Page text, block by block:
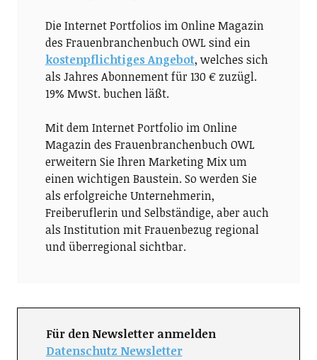
Die Internet Portfolios im Online Magazin
des Frauenbranchenbuch OWL sind ein
kostenpflichtiges Angebot, welches sich
als Jahres Abonnement für 130 € zuzügl.
19% MwSt. buchen läßt.
Mit dem Internet Portfolio im Online
Magazin des Frauenbranchenbuch OWL
erweitern Sie Ihren Marketing Mix um
einen wichtigen Baustein. So werden Sie
als erfolgreiche Unternehmerin,
Freiberuflerin und Selbständige, aber auch
als Institution mit Frauenbezug regional
und überregional sichtbar.
Für den Newsletter anmelden
Datenschutz Newsletter